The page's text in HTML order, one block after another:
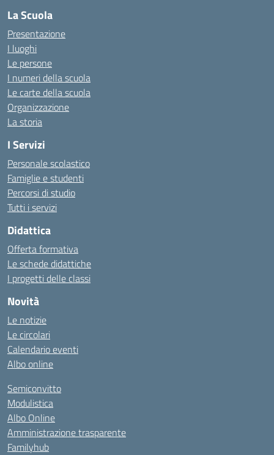
La Scuola
Presentazione
I luoghi
Le persone
I numeri della scuola
Le carte della scuola
Organizzazione
La storia
I Servizi
Personale scolastico
Famiglie e studenti
Percorsi di studio
Tutti i servizi
Didattica
Offerta formativa
Le schede didattiche
I progetti delle classi
Novità
Le notizie
Le circolari
Calendario eventi
Albo online
Semiconvitto
Modulistica
Albo Online
Amministrazione trasparente
Familyhub